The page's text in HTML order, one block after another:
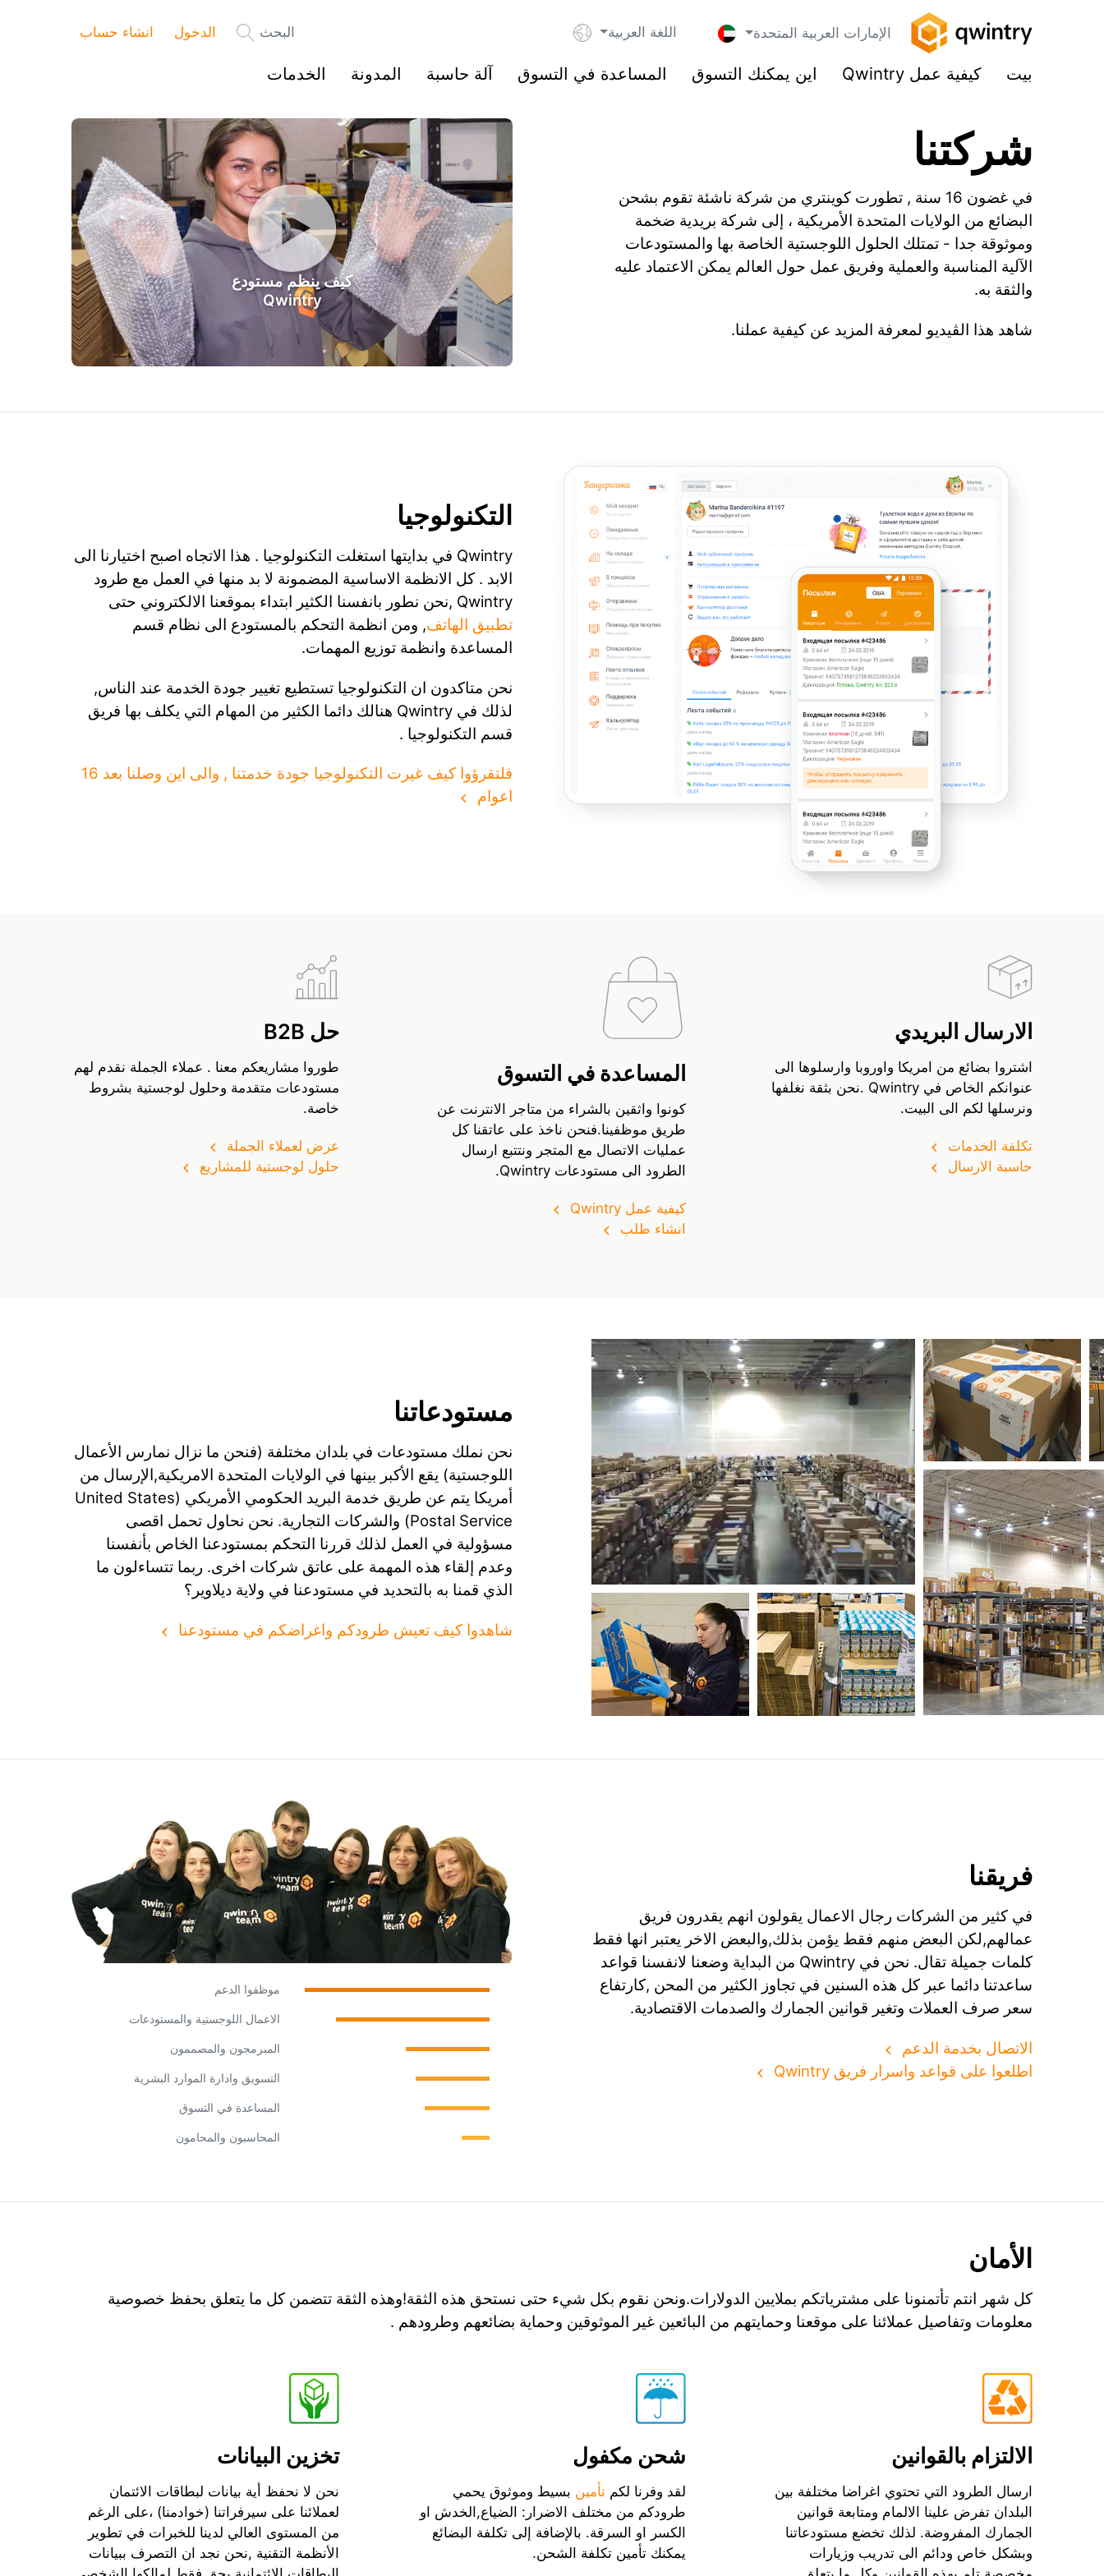
الإمارات العربية المتحدة اللغة العربية البحث الدخول انشاء حساب
بيت كيفية عمل Qwintry اين يمكنك التسوق المساعدة في التسوق آلة حاسبة المدونة الخدمات
شركتنا
في غضون 16 سنة , تطورت كوينتري من شركة ناشئة تقوم بشحن
البضائع من الولايات المتحدة الأمريكية ، إلى شركة بريدية ضخمة
وموثوقة جدا - تمتلك الحلول اللوجستية الخاصة بها والمستودعات
الآلية المناسبة والعملية وفريق عمل حول العالم يمكن الاعتماد عليه
والثقة به.
شاهد هذا الڤيديو لمعرفة المزيد عن كيفية عملنا.
كيف ينظم مستودع
Qwintry
التكنولوجيا
Qwintry في بدايتها استغلت التكنولوجيا . هذا الاتجاه اصبح اختيارنا الى
الابد . كل الانظمة الاساسية المضمونة لا بد منها في العمل مع طرود
Qwintry ,نحن نطور بانفسنا الكثير ابتداء بموقعنا الالكتروني حتى
تطبيق الهاتف, ومن انظمة التحكم بالمستودع الى نظام قسم
المساعدة وانظمة توزيع المهمات.
نحن متاكدون ان التكنولوجيا تستطيع تغيير جودة الخدمة عند الناس,
لذلك في Qwintry هنالك دائما الكثير من المهام التي يكلف بها فريق
قسم التكنولوجيا .
فلتقرؤوا كيف غيرت التكنولوجيا جودة خدمتنا , والى اين وصلنا بعد 16
اعوام
الارسال البريدي
اشتروا بضائع من امريكا واوروبا وارسلوها الى
عنوانكم الخاص في Qwintry .نحن بثقة نغلفها
ونرسلها لكم الى البيت.
تكلفة الخدمات
حاسبة الارسال
المساعدة في التسوق
كونوا واثقين بالشراء من متاجر الانترنت عن
طريق موظفينا.فنحن ناخذ على عاتقنا كل
عمليات الاتصال مع المتجر ونتتبع ارسال
الطرود الى مستودعات Qwintry.
كيفية عمل Qwintry
انشاء طلب
حل B2B
طوروا مشاريعكم معنا . عملاء الجملة نقدم لهم
مستودعات متقدمة وحلول لوجستية بشروط
خاصة.
عرض لعملاء الجملة
حلول لوجستية للمشاريع
مستودعاتنا
نحن نملك مستودعات في بلدان مختلفة (فنحن ما نزال نمارس الأعمال
اللوجستية) يقع الأكبر بينها في الولايات المتحدة الامريكية,الإرسال من
أمريكا يتم عن طريق خدمة البريد الحكومي الأمريكي (United States
Postal Service) والشركات التجارية. نحن نحاول تحمل اقصى
مسؤولية في العمل لذلك قررنا التحكم بمستودعنا الخاص بأنفسنا
وعدم إلقاء هذه المهمة على عاتق شركات اخرى. ربما تتساءلون ما
الذي قمنا به بالتحديد في مستودعنا في ولاية ديلاوير؟
شاهدوا كيف تعيش طرودكم واغراضكم في مستودعنا
فريقنا
في كثير من الشركات رجال الاعمال يقولون انهم يقدرون فريق
عمالهم,لكن البعض منهم فقط يؤمن بذلك,والبعض الاخر يعتبر انها فقط
كلمات جميلة تقال. نحن في Qwintry من البداية وضعنا لانفسنا قواعد
ساعدتنا دائما عبر كل هذه السنين في تجاوز الكثير من المحن ,كارتفاع
سعر صرف العملات وتغير قوانين الجمارك والصدمات الاقتصادية.
الاتصال بخدمة الدعم
اطلعوا على قواعد واسرار فريق Qwintry
موظفوا الدعم
الاعمال اللوجستية والمستودعات
المبرمجون والمصممون
التسويق وادارة الموارد البشرية
المساعدة في التسوق
المحاسبون والمحامون
الأمان
كل شهر انتم تأتمنونا على مشترياتكم بملايين الدولارات.ونحن نقوم بكل شيء حتى نستحق هذه الثقة!وهذه الثقة تتضمن كل ما يتعلق بحفظ خصوصية
معلومات وتفاصيل عملائنا على موقعنا وحمايتهم من البائعين غير الموثوقين وحماية بضائعهم وطرودهم .
الالتزام بالقوانين
ارسال الطرود التي تحتوي اغراضا مختلفة بين
البلدان تفرض علينا الالمام ومتابعة قوانين
الجمارك المفروضة. لذلك تخضع مستودعاتنا
وبشكل خاص ودائم الى تدريب وزيارات
شحن مكفول
لقد وفرنا لكم تأمين بسيط وموثوق يحمي
طرودكم من مختلف الاضرار: الضياع,الخدش او
الكسر او السرقة. بالإضافة إلى تكلفة البضائع
يمكنك تأمين تكلفة الشحن.
تخزين البيانات
نحن لا نحفظ أية بيانات لبطاقات الائتمان
لعملائنا على سيرفراتنا (خوادمنا) ،على الرغم
من المستوى العالي لدينا للخبرات في تطوير
الأنظمة التقنية ,نحن نجد ان التصرف ببيانات